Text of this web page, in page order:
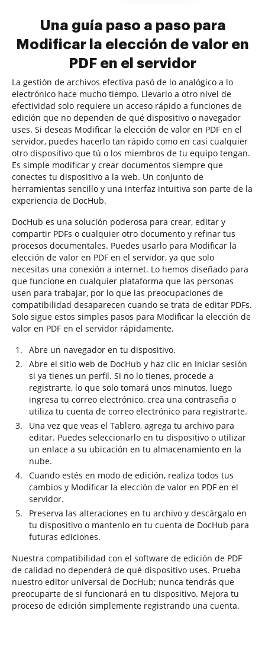
Una guía paso a paso para
Modificar la elección de valor en
PDF en el servidor
La gestión de archivos efectiva pasó de lo analógico a lo
electrónico hace mucho tiempo. Llevarlo a otro nivel de
efectividad solo requiere un acceso rápido a funciones de
edición que no dependen de qué dispositivo o navegador
uses. Si deseas Modificar la elección de valor en PDF en el
servidor, puedes hacerlo tan rápido como en casi cualquier
otro dispositivo que tú o los miembros de tu equipo tengan.
Es simple modificar y crear documentos siempre que
conectes tu dispositivo a la web. Un conjunto de
herramientas sencillo y una interfaz intuitiva son parte de la
experiencia de DocHub.
DocHub es una solución poderosa para crear, editar y
compartir PDFs o cualquier otro documento y refinar tus
procesos documentales. Puedes usarlo para Modificar la
elección de valor en PDF en el servidor, ya que solo
necesitas una conexión a internet. Lo hemos diseñado para
que funcione en cualquier plataforma que las personas
usen para trabajar, por lo que las preocupaciones de
compatibilidad desaparecen cuando se trata de editar PDFs.
Solo sigue estos simples pasos para Modificar la elección de
valor en PDF en el servidor rápidamente.
Abre un navegador en tu dispositivo.
Abre el sitio web de DocHub y haz clic en Iniciar sesión
si ya tienes un perfil. Si no lo tienes, procede a
registrarte, lo que solo tomará unos minutos, luego
ingresa tu correo electrónico, crea una contraseña o
utiliza tu cuenta de correo electrónico para registrarte.
Una vez que veas el Tablero, agrega tu archivo para
editar. Puedes seleccionarlo en tu dispositivo o utilizar
un enlace a su ubicación en tu almacenamiento en la
nube.
Cuando estés en modo de edición, realiza todos tus
cambios y Modificar la elección de valor en PDF en el
servidor.
Preserva las alteraciones en tu archivo y descárgalo en
tu dispositivo o mantenlo en tu cuenta de DocHub para
futuras ediciones.
Nuestra compatibilidad con el software de edición de PDF
de calidad no dependerá de qué dispositivo uses. Prueba
nuestro editor universal de DocHub; nunca tendrás que
preocuparte de si funcionará en tu dispositivo. Mejora tu
proceso de edición simplemente registrando una cuenta.